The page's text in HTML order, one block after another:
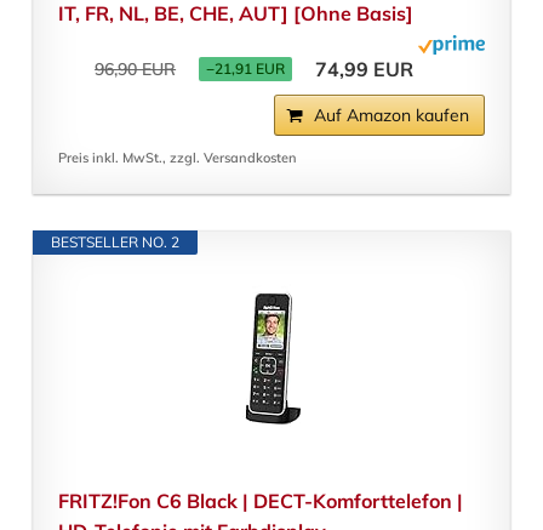
IT, FR, NL, BE, CHE, AUT] [Ohne Basis]
96,90 EUR −21,91 EUR 74,99 EUR
Auf Amazon kaufen
Preis inkl. MwSt., zzgl. Versandkosten
BESTSELLER NO. 2
FRITZ!Fon C6 Black | DECT-Komforttelefon |